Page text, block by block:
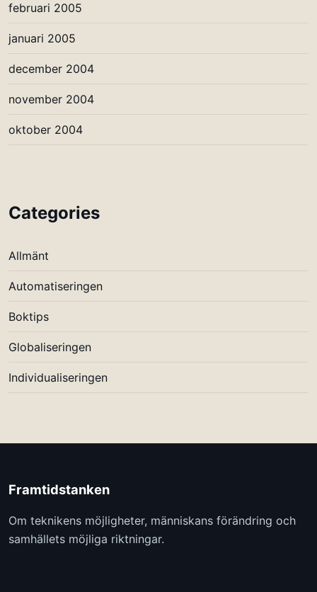
februari 2005
januari 2005
december 2004
november 2004
oktober 2004
Categories
Allmänt
Automatiseringen
Boktips
Globaliseringen
Individualiseringen
Framtidstanken
Om teknikens möjligheter, människans förändring och
samhällets möjliga riktningar.